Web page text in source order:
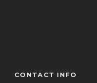
CONTACT INFO